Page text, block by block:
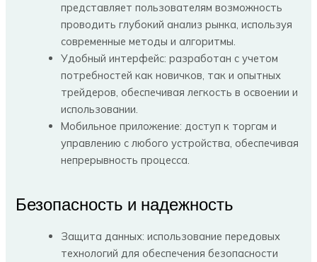
представляет пользователям возможность
проводить глубокий анализ рынка, используя
современные методы и алгоритмы.
Удобный интерфейс: разработан с учетом
потребностей как новичков, так и опытных
трейдеров, обеспечивая легкость в освоении и
использовании.
Мобильное приложение: доступ к торгам и
управлению с любого устройства, обеспечивая
непрерывность процесса.
Безопасность и надежность
Защита данных: использование передовых
технологий для обеспечения безопасности